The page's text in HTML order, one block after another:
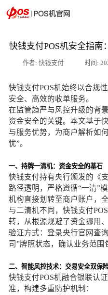
快钱支付POS机安全指
作者: 快钱支付 时间:
快钱支付POS机始终以合规
安全、高效的收单服务。
在监管趋严与风控升级的背
资金安全的关键。本文基于
与服务优势，为商户解析如
忧”。
一、持牌一清机：资金安全的基石
快钱支付持有央行颁发的《
路径透明，严格遵循“一清”
机构直接划转至商户账户，
与二清机不同，快钱支付
转，从根源规避了资金挪用
验证方式：登录央行官网查
司”牌照状态，确认业务范围
二、智能风控技术：交易安全双保
快钱支付POS机融合银联认
准，构建多重防护机制：